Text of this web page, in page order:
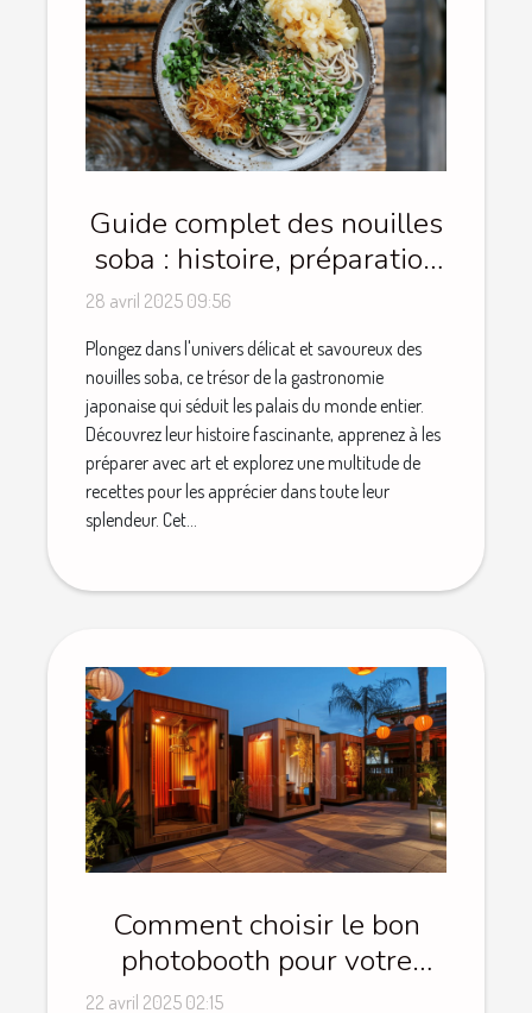
Guide complet des nouilles
soba : histoire, préparation
et recettes
28 avril 2025 09:56
Plongez dans l'univers délicat et savoureux des
nouilles soba, ce trésor de la gastronomie
japonaise qui séduit les palais du monde entier.
Découvrez leur histoire fascinante, apprenez à les
préparer avec art et explorez une multitude de
recettes pour les apprécier dans toute leur
splendeur. Cet...
Comment choisir le bon
photobooth pour votre
événement spécial
22 avril 2025 02:15